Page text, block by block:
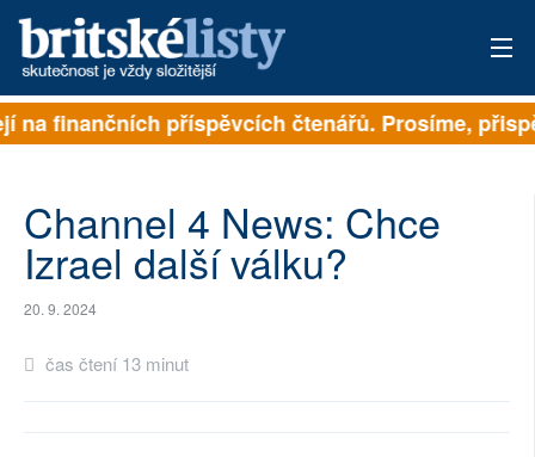
PŘIHLÁSIT
ARCHIV
finančních příspěvcích čtenářů. Prosíme,
Channel 4 News: Chce
Izrael další válku?
20. 9. 2024
čas čtení 13 minut